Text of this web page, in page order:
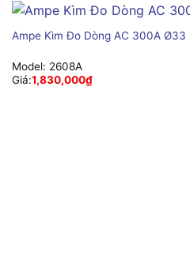
Ampe Kìm Đo Dòng AC 300A Ø33
Model: 2608A
Giá:1,830,000₫